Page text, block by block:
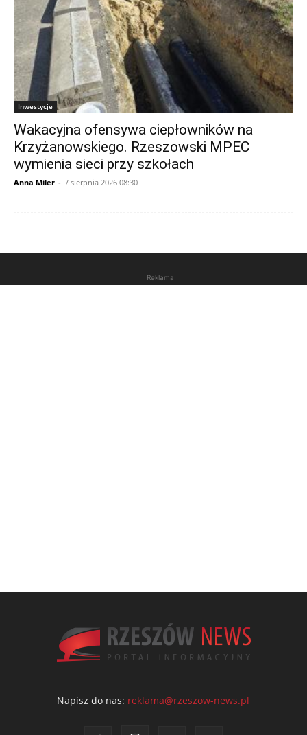
Inwestycje
Wakacyjna ofensywa ciepłowników na
Krzyżanowskiego. Rzeszowski MPEC
wymienia sieci przy szkołach
Anna Miler - 7 sierpnia 2026 08:30
Reklama
Napisz do nas: reklama@rzeszow-news.pl